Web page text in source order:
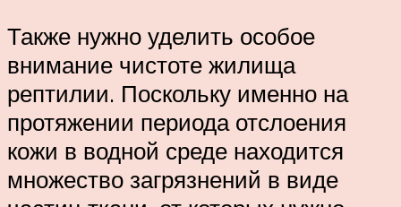
Также нужно уделить особое
внимание чистоте жилища
рептилии. Поскольку именно на
протяжении периода отслоения
кожи в водной среде находится
множество загрязнений в виде